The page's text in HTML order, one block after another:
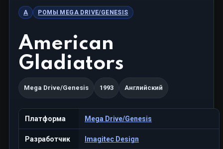
A РОМЫ MEGA DRIVE/GENESIS
American
Gladiators
Mega Drive/Genesis 1993 Английский
Платформа Mega Drive/Genesis
Разработчик Imagitec Design